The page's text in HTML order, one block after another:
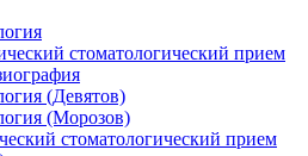
стоматологический прием
(Девятов)
(Морозов)
стоматологический прием